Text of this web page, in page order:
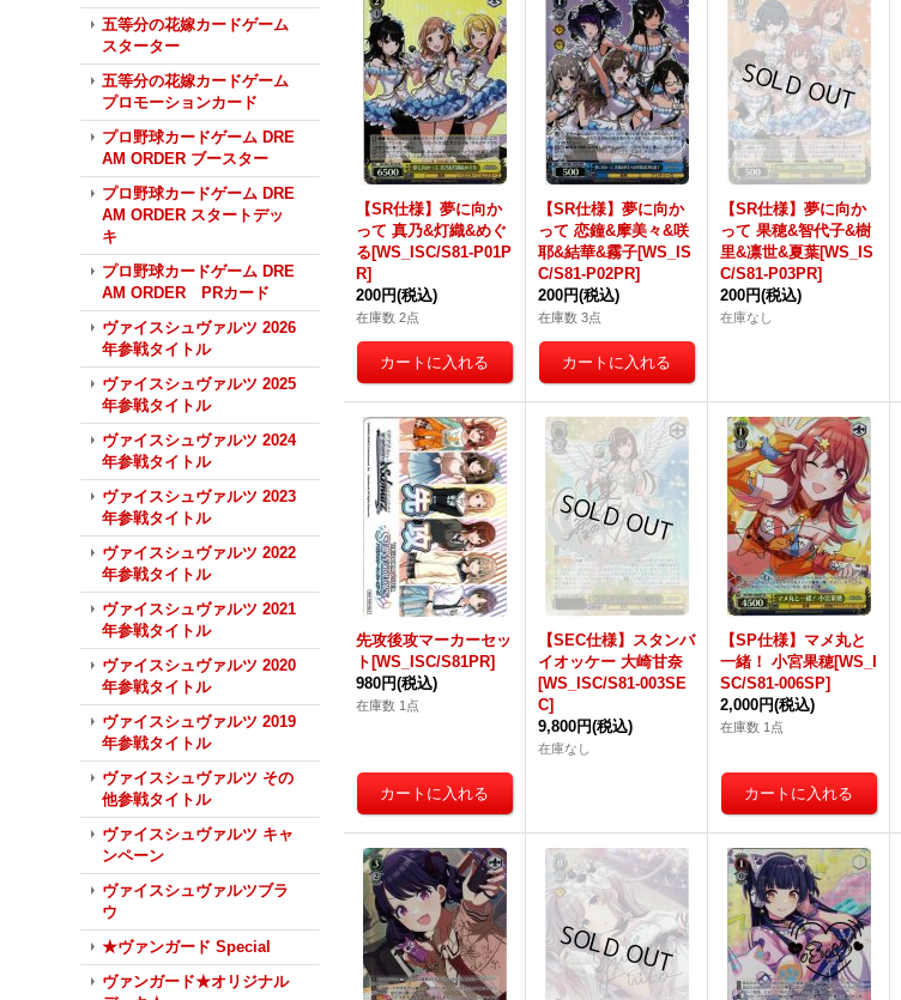
五等分の花嫁カードゲーム
スターター
五等分の花嫁カードゲーム
プロモーションカード
プロ野球カードゲーム DRE
AM ORDER ブースター
プロ野球カードゲーム DRE
AM ORDER スタートデッ
キ
プロ野球カードゲーム DRE
AM ORDER PRカード
ヴァイスシュヴァルツ 2026
年参戦タイトル
ヴァイスシュヴァルツ 2025
年参戦タイトル
ヴァイスシュヴァルツ 2024
年参戦タイトル
ヴァイスシュヴァルツ 2023
年参戦タイトル
ヴァイスシュヴァルツ 2022
年参戦タイトル
ヴァイスシュヴァルツ 2021
年参戦タイトル
ヴァイスシュヴァルツ 2020
年参戦タイトル
ヴァイスシュヴァルツ 2019
年参戦タイトル
ヴァイスシュヴァルツ その
他参戦タイトル
ヴァイスシュヴァルツ キャ
ンペーン
ヴァイスシュヴァルツブラ
ウ
★ヴァンガード Special
ヴァンガード★オリジナル
【SR仕様】夢に向か
って 真乃&灯織&めぐ
る[WS_ISC/S81-P01P
R]
200円(税込)
在庫数 2点
【SR仕様】夢に向か
って 恋鐘&摩美々&咲
耶&結華&霧子[WS_IS
C/S81-P02PR]
200円(税込)
在庫数 3点
【SR仕様】夢に向か
って 果穂&智代子&樹
里&凛世&夏葉[WS_IS
C/S81-P03PR]
200円(税込)
在庫なし
先攻後攻マーカーセッ
ト[WS_ISC/S81PR]
980円(税込)
在庫数 1点
【SEC仕様】スタンバ
イオッケー 大崎甘奈
[WS_ISC/S81-003SE
C]
9,800円(税込)
在庫なし
【SP仕様】マメ丸と
一緒！ 小宮果穂[WS_I
SC/S81-006SP]
2,000円(税込)
在庫数 1点